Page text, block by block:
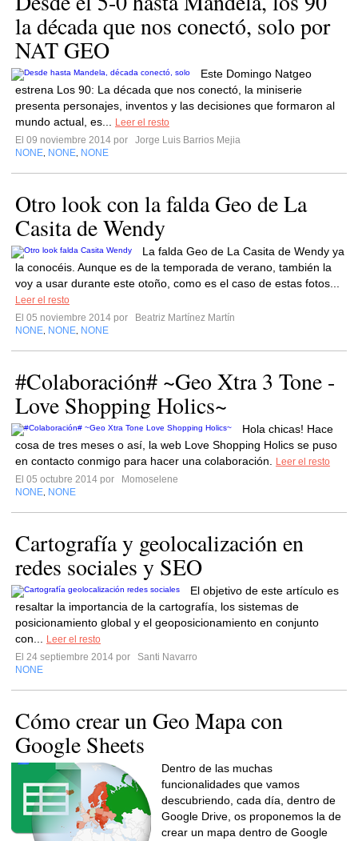
la década que nos conectó, solo por
NAT GEO
Este Domingo Natgeo
estrena Los 90: La década que nos conectó, la miniserie
presenta personajes, inventos y las decisiones que formaron al
mundo actual, es...
Leer el resto
El 09 noviembre 2014 por
Jorge Luis Barrios Mejia
NONE NONE NONE
Otro look con la falda Geo de La
Casita de Wendy
La falda Geo de La Casita de Wendy ya
la conocéis. Aunque es de la temporada de verano, también la
voy a usar durante este otoño, como es el caso de estas fotos...
Leer el resto
El 05 noviembre 2014 por
Beatriz Martínez Martín
NONE NONE NONE
#Colaboración# ~Geo Xtra 3 Tone -
Love Shopping Holics~
Hola chicas! Hace
cosa de tres meses o así, la web Love Shopping Holics se puso
en contacto conmigo para hacer una colaboración.
Leer el resto
El 05 octubre 2014 por
Momoselene
NONE NONE
Cartografía y geolocalización en
redes sociales y SEO
El objetivo de este artículo es
resaltar la importancia de la cartografía, los sistemas de
posicionamiento global y el geoposicionamiento en conjunto
con...
Leer el resto
El 24 septiembre 2014 por
Santi Navarro
NONE
Cómo crear un Geo Mapa con
Google Sheets
Dentro de las muchas
funcionalidades que vamos
descubriendo, cada día, dentro de
Google Drive, os proponemos la de
crear un mapa dentro de Google